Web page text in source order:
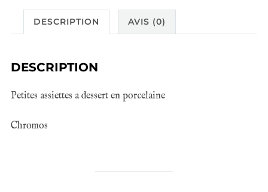
poissonsDESCRIPTION AVIS (0)
DESCRIPTION
Petites assiettes a dessert en porcelaine
Chromos